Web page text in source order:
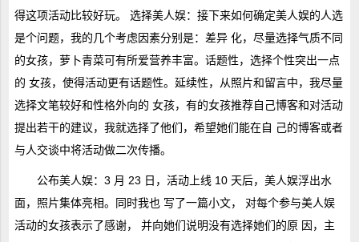
得这项活动比较好玩。 选择美人娱：接下来如何确定美人娱的人选
是个问题，我的几个考虑因素分别是：差异 化，尽量选择气质不同
的女孩，萝卜青菜可有所爱营养丰富。话题性，选择个性突出一点
的 女孩，使得活动更有话题性。延续性，从照片和留言中，我尽量
选择文笔较好和性格外向的 女孩，有的女孩推荐自己博客和对活动
提出若干的建议，我就选择了他们，希望她们能在自 己的博客或者
与人交谈中将活动做二次传播。
公布美人娱：3 月 23 日，活动上线 10 天后，美人娱浮出水
面，照片集体亮相。同时我也 写了一篇小文， 对每个参与美人娱
活动的女孩表示了感谢， 并向她们说明没有选择她们的原 因，主